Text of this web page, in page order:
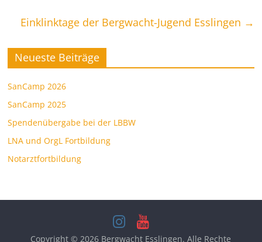
Einklinktage der Bergwacht-Jugend Esslingen →
Neueste Beiträge
SanCamp 2026
SanCamp 2025
Spendenübergabe bei der LBBW
LNA und OrgL Fortbildung
Notarztfortbildung
Copyright © 2026 Bergwacht Esslingen. Alle Rechte